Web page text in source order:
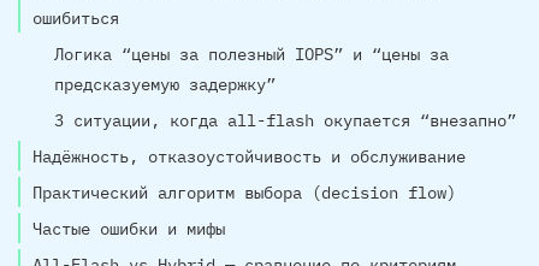
ошибиться
Логика “цены за полезный IOPS” и “цены за
предсказуемую задержку”
3 ситуации, когда all-flash окупается “внезапно”
Надёжность, отказоустойчивость и обслуживание
Практический алгоритм выбора (decision flow)
Частые ошибки и мифы